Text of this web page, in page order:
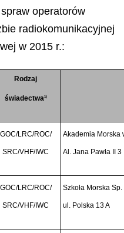
operatorów
radiokomunikacyjnej
w 2015 r.:
Rodzaj
świadectwa1)
GOC/LRC/ROC/
SRC/VHF/IWC
Akademia Morska
Al. Jana Pawła II 3
GOC/LRC/ROC/
SRC/VHF/IWC
Szkoła Morska
ul. Polska 13 A